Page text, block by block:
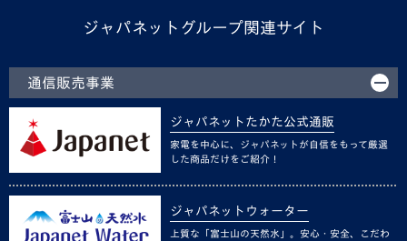
ジャパネットグループ関連サイト
通信販売事業
ジャパネットたかた公式通販
家電を中心に、ジャパネットが自信をもって厳選
した商品だけをご紹介！
ジャパネットウォーター
上質な「富士山の天然水」。安心・安全、こだわ